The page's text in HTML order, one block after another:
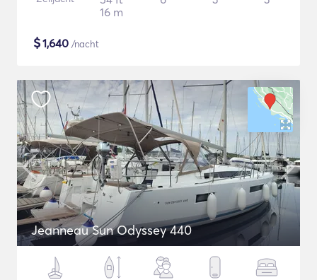
16 m
$1,640 /nacht
Jeanneau Sun Odyssey 440